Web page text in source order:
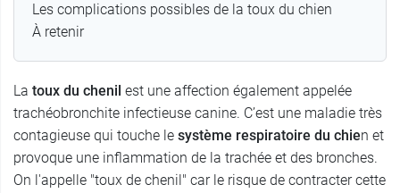
Les complications possibles de la toux du chien
À retenir
La toux du chenil est une affection également appelée
trachéobronchite infectieuse canine. C’est une maladie très
contagieuse qui touche le système respiratoire du chien et
provoque une inflammation de la trachée et des bronches.
On l'appelle "toux de chenil" car le risque de contracter cette